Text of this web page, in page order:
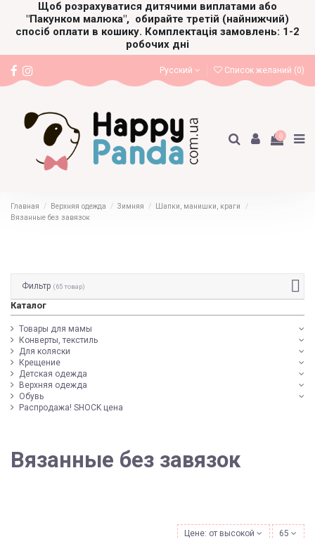
Щоб розрахуватися дитячими виплатами або
"Пакунком малюка", обирайте третій (найнижчий)
спосіб оплати в кошику. Комплектація замовлень: 1-2
робочих дні
Русский Список желаний (0)
0
Главная Верхняя одежда Зимняя
Шапки, манишки, краги
Вязанные без завязок
Вязанные без завязок
Цене: от высокой к низкой
65
Фильтр (65 товар)
Каталог
Товары для мамы
Конверты, текстиль
Для коляски
Крещение
Детская одежда
Верхняя одежда
Обувь
Распродажа! SHOCK цена